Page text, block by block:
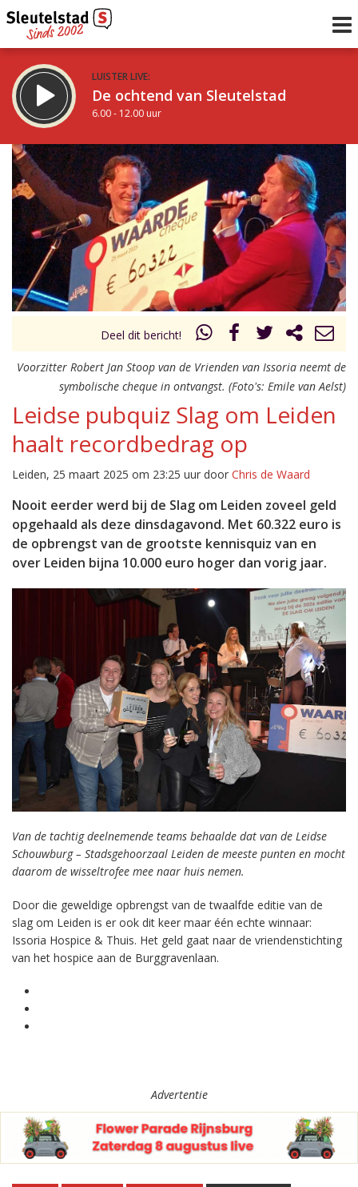
LUISTER LIVE:
De ochtend van Sleutelstad
6.00 - 12.00 uur
STRAKS:
De middag van Sleutelstad
12.00 - 18.00 uur
Vorig uur
uur 1 van 0 Volgend uur
Inklappen
Deel dit bericht!
Voorzitter Robert Jan Stoop van de Vrienden van Issoria neemt de
symbolische cheque in ontvangst. (Foto's: Emile van Aelst)
Leidse pubquiz Slag om Leiden
haalt recordbedrag op
Leiden, 25 maart 2025 om 23:25 uur door Chris de Waard
Nooit eerder werd bij de Slag om Leiden zoveel geld
opgehaald als deze dinsdagavond. Met 60.322 euro is
de opbrengst van de grootste kennisquiz van en
over Leiden bijna 10.000 euro hoger dan vorig jaar.
Van de tachtig deelnemende teams behaalde dat van de Leidse
Schouwburg – Stadsgehoorzaal Leiden de meeste punten en mocht
daarom de wisseltrofee mee naar huis nemen.
Door die geweldige opbrengst van de twaalfde editie van de
slag om Leiden is er ook dit keer maar één echte winnaar:
Issoria Hospice & Thuis. Het geld gaat naar de vriendenstichting
van het hospice aan de Burggravenlaan.
Advertentie